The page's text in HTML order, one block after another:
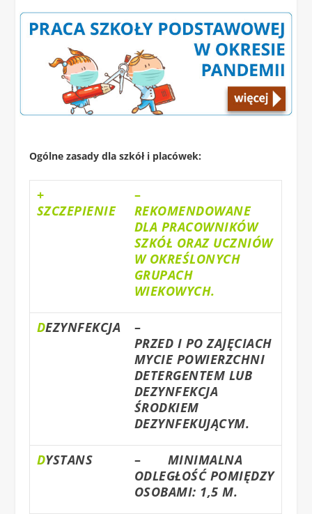
Ogólne zasady dla szkół i placówek:
+
SZCZEPIENIE
–
REKOMENDOWANE
DLA PRACOWNIKÓW
SZKÓŁ ORAZ UCZNIÓW
W OKREŚLONYCH
GRUPACH
WIEKOWYCH.
DEZYNFEKCJA
–
PRZED I PO ZAJĘCIACH
MYCIE POWIERZCHNI
DETERGENTEM LUB
DEZYNFEKCJA
ŚRODKIEM
DEZYNFEKUJĄCYM.
DYSTANS – MINIMALNA
ODLEGŁOŚĆ POMIĘDZY
OSOBAMI: 1,5 M.